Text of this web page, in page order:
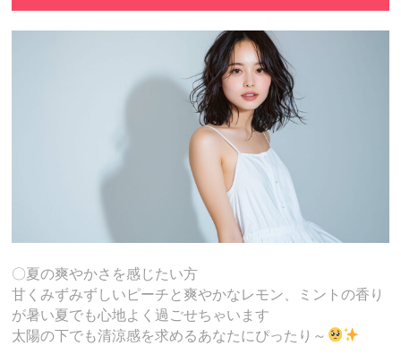
〇夏の爽やかさを感じたい方
甘くみずみずしいピーチと爽やかなレモン、ミントの香り
が暑い夏でも心地よく過ごせちゃいます
太陽の下でも清涼感を求めるあなたにぴったり～